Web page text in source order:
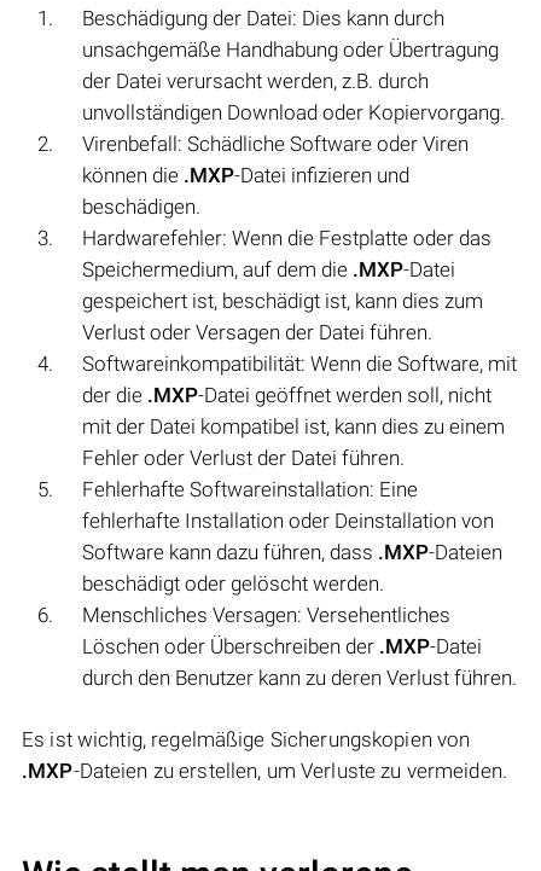
Beschädigung der Datei: Dies kann durch
unsachgemäße Handhabung oder Übertragung
der Datei verursacht werden, z.B. durch
unvollständigen Download oder Kopiervorgang.
Virenbefall: Schädliche Software oder Viren
können die .MXP-Datei infizieren und
beschädigen.
Hardwarefehler: Wenn die Festplatte oder das
Speichermedium, auf dem die .MXP-Datei
gespeichert ist, beschädigt ist, kann dies zum
Verlust oder Versagen der Datei führen.
Softwareinkompatibilität: Wenn die Software, mit
der die .MXP-Datei geöffnet werden soll, nicht
mit der Datei kompatibel ist, kann dies zu einem
Fehler oder Verlust der Datei führen.
Fehlerhafte Softwareinstallation: Eine
fehlerhafte Installation oder Deinstallation von
Software kann dazu führen, dass .MXP-Dateien
beschädigt oder gelöscht werden.
Menschliches Versagen: Versehentliches
Löschen oder Überschreiben der .MXP-Datei
durch den Benutzer kann zu deren Verlust führen.
Es ist wichtig, regelmäßige Sicherungskopien von
.MXP-Dateien zu erstellen, um Verluste zu vermeiden.